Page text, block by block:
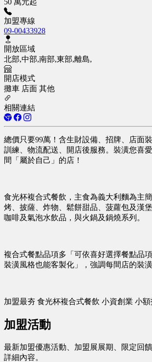
加盟專線
09-00433928
開放區域
北部,中部,南部,東部,離島,
開店模式
攤車 店面 其他
相關連結
總價只要99萬！含生財設備、招牌、店面
訓練、物流配送、開店後服務。裝潢您喜
間「屬於自己」的店！
食光杯複合式餐飲，主食為義大利麵為主
烤、披薩、炸物、鬆餅甜品、菠蘿包及漢
咖啡及氣泡水飲品，與火鍋及鍋燒系列。
複合式餐點品項多「可依喜好選擇餐點品
裝潢風格也能客製化」，強調每間店的裝潢
加盟最夯 食光杯複合式餐飲 小資創業 小
加盟活動
最新加盟優惠活動、加盟展展期、限定回
詳細內容。